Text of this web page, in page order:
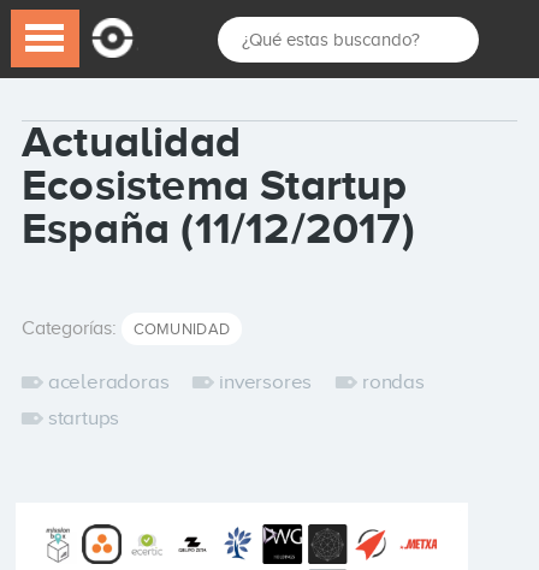
Actualidad
Ecosistema Startup
España (11/12/2017)
Categorías: COMUNIDAD
aceleradoras inversores
rondas
startups